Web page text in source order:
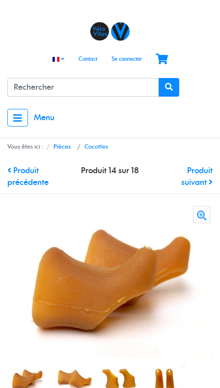
Contact Se connecter
Menu
Vous êtes ici : Pièces Cocottes
Produit
précédente
Produit 14 sur 18
Produit
suivant